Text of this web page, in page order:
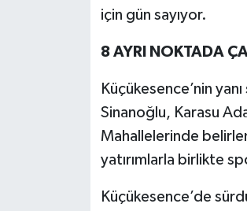
için gün sayıyor.
8 AYRI NOKTADA
Küçükesence’nin
Sinanoğlu, Karasu
Mahallelerinde
yatırımlarla birlikte
Küçükesence’de